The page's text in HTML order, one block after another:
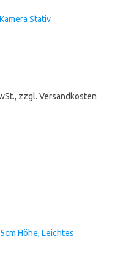
Stativ
zzgl. Versandkosten
Höhe, Leichtes